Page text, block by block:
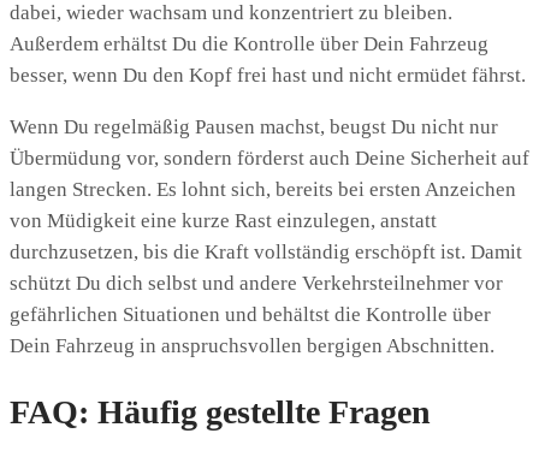
dabei, wieder wachsam und konzentriert zu bleiben.
Außerdem erhältst Du die Kontrolle über Dein Fahrzeug
besser, wenn Du den Kopf frei hast und nicht ermüdet fährst.
Wenn Du regelmäßig Pausen machst, beugst Du nicht nur
Übermüdung vor, sondern förderst auch Deine Sicherheit auf
langen Strecken. Es lohnt sich, bereits bei ersten Anzeichen
von Müdigkeit eine kurze Rast einzulegen, anstatt
durchzusetzen, bis die Kraft vollständig erschöpft ist. Damit
schützt Du dich selbst und andere Verkehrsteilnehmer vor
gefährlichen Situationen und behältst die Kontrolle über
Dein Fahrzeug in anspruchsvollen bergigen Abschnitten.
FAQ: Häufig gestellte Fragen